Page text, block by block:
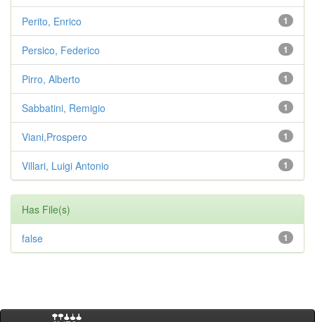
1
Perito, Enrico
1
Persico, Federico
1
Pirro, Alberto
1
Sabbatini, Remigio
1
Viani,Prospero
1
Villari, Luigi Antonio
Has File(s)
1
false